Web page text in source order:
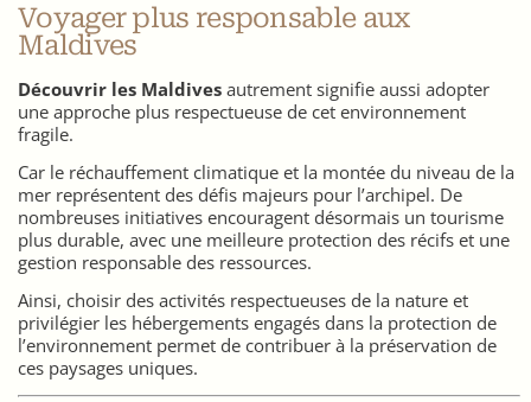
Voyager plus responsable aux
Maldives
Découvrir les Maldives autrement signifie aussi adopter
une approche plus respectueuse de cet environnement
fragile.
Car le réchauffement climatique et la montée du niveau de la
mer représentent des défis majeurs pour l’archipel. De
nombreuses initiatives encouragent désormais un tourisme
plus durable, avec une meilleure protection des récifs et une
gestion responsable des ressources.
Ainsi, choisir des activités respectueuses de la nature et
privilégier les hébergements engagés dans la protection de
l’environnement permet de contribuer à la préservation de
ces paysages uniques.